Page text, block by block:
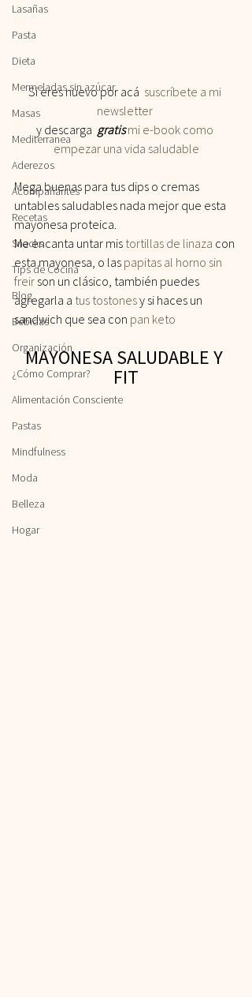
Lasañas
Pasta
Dieta
Mermeladas sin azúcar
Masas
Mediterranea
Aderezos
Acompañantes
Recetas
Snacks
Tips de Cocina
Blog
Bebidas
Organización
¿Cómo Comprar?
Alimentación Consciente
Pastas
Mindfulness
Moda
Belleza
Hogar
Si eres nuevo por acá suscríbete a mi
newsletter
y descarga gratis mi e-book como
empezar una vida saludable
Mega buenas para tus dips o cremas
untables saludables nada mejor que esta
mayonesa proteica.
Me encanta untar mis tortillas de linaza con
esta mayonesa, o las papitas al horno sin
freir son un clásico, también puedes
agregarla a tus tostones y si haces un
sandwich que sea con pan keto
MAYONESA SALUDABLE Y
FIT